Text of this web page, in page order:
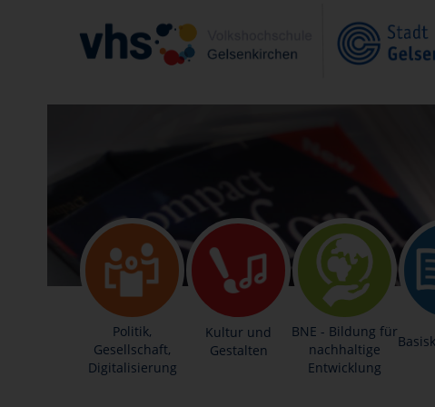
Politik,
Gesellschaft,
Digitalisierung
Kultur und
Gestalten
BNE - Bildung für
nachhaltige
Entwicklung